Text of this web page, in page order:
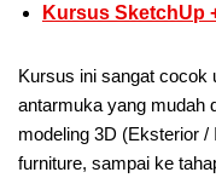
Kursus SketchUp
Kursus ini sangat cocok
antarmuka yang mudah
modeling 3D (Eksterior /
furniture, sampai ke